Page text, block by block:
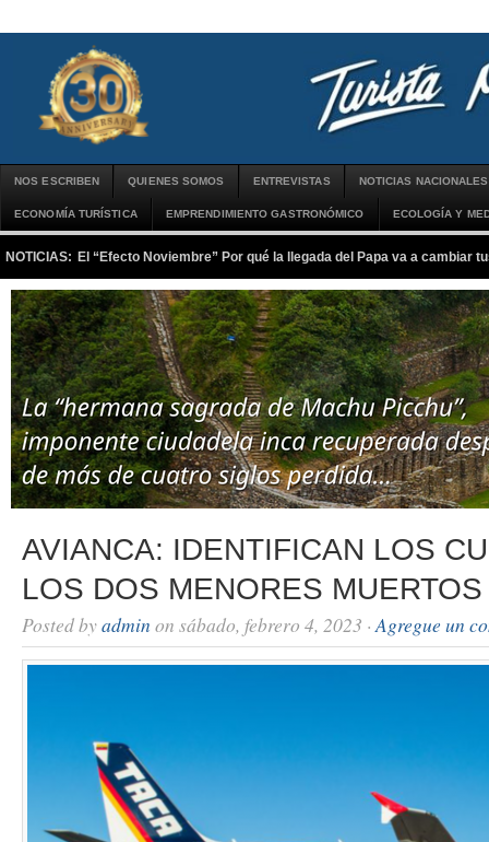
NOS ESCRIBEN QUIENES SOMOS ENTREVISTAS NOTICIAS NACIONALES
ECONOMÍA TURÍSTICA EMPRENDIMIENTO GASTRONÓMICO ECOLOGÍA Y
NOTICIAS: El “Efecto Noviembre” Por qué la llegada del Papa va a cambiar
AVIANCA: IDENTIFICAN LOS
LOS DOS MENORES
Posted byadmin on sábado, febrero 4, 2023 ·Agregue un